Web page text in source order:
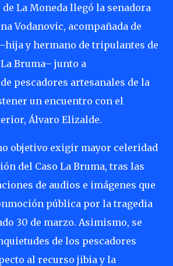
La Moneda llegó la senadora
Vodanovic, acompañada de
y hermano de tripulantes de
Bruma– junto a
pescadores artesanales de la
un encuentro con el
Álvaro Elizalde.
objetivo exigir mayor celeridad
del Caso La Bruma, tras las
de audios e imágenes que
pública por la tragedia
30 de marzo. Asimismo, se
de los pescadores
al recurso jibia y la